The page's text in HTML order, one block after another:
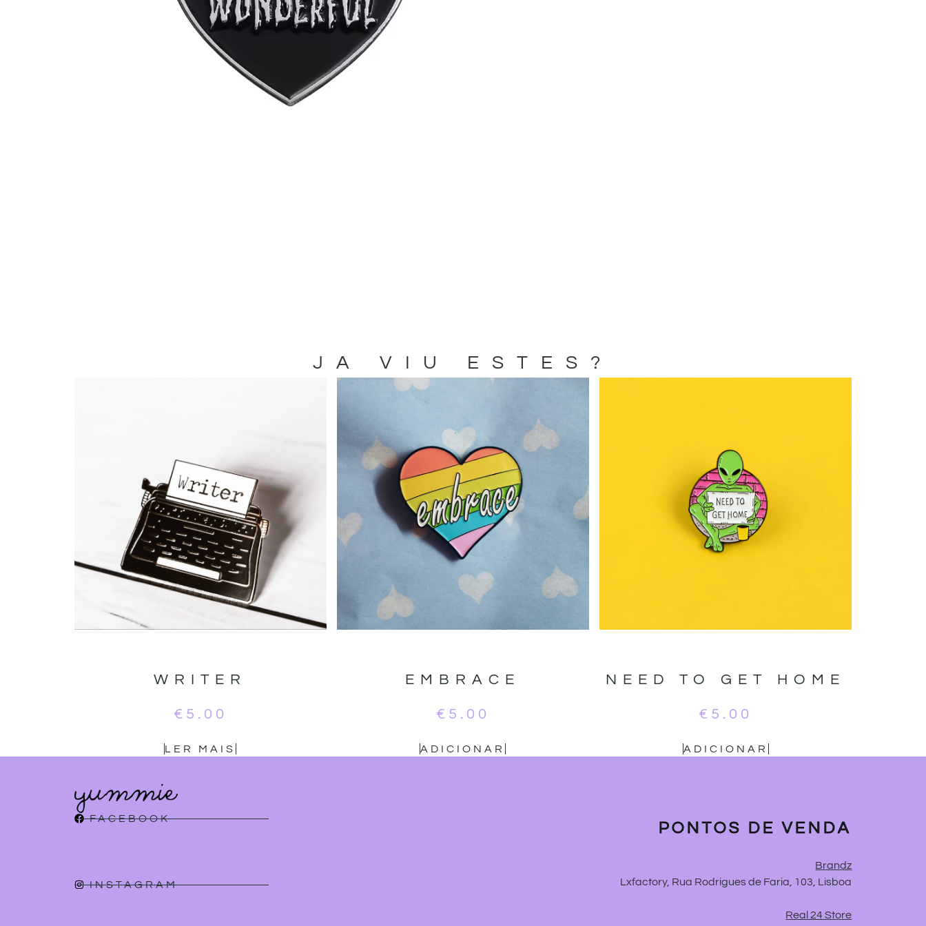
JA VIU ESTES?
WRITER
€ 5.00
LER MAIS
EMBRACE
€ 5.00
ADICIONAR
NEED TO GET HOME
€ 5.00
ADICIONAR
FACEBOOK
INSTAGRAM
PONTOS DE VENDA
Brandz
Lxfactory, Rua Rodrigues de Faria, 103, Lisboa
Real 24 Store